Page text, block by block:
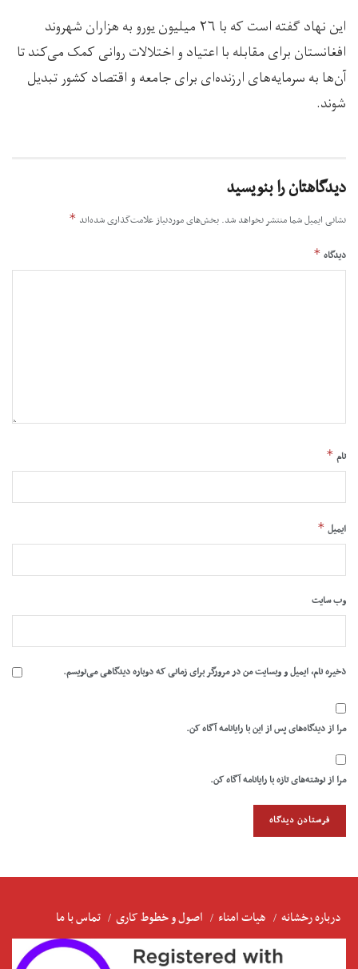
این نهاد گفته است که با ۲۶ میلیون یورو به هزاران شهروند
افغانستان برای مقابله با اعتیاد و اختلالات روانی کمک می‌کند تا
آن‌ها به سرمایه‌های ارزنده‌ای برای جامعه و اقتصاد کشور تبدیل
شوند.
دیدگاهتان را بنویسید
نشانی ایمیل شما منتشر نخواهد شد. بخش‌های موردنیاز علامت‌گذاری شده‌اند *
دیدگاه *
نام *
ایمیل *
وب‌ سایت
ذخیره نام، ایمیل و وبسایت من در مرورگر برای زمانی که دوباره دیدگاهی می‌نویسم.
مرا از دیدگاه‌های پس از این با رایانامه آگاه کن.
مرا از نوشته‌های تازه با رایانامه آگاه کن.
درباره رخشانه هیات امناء اصول و خطوط کاری تماس با ما